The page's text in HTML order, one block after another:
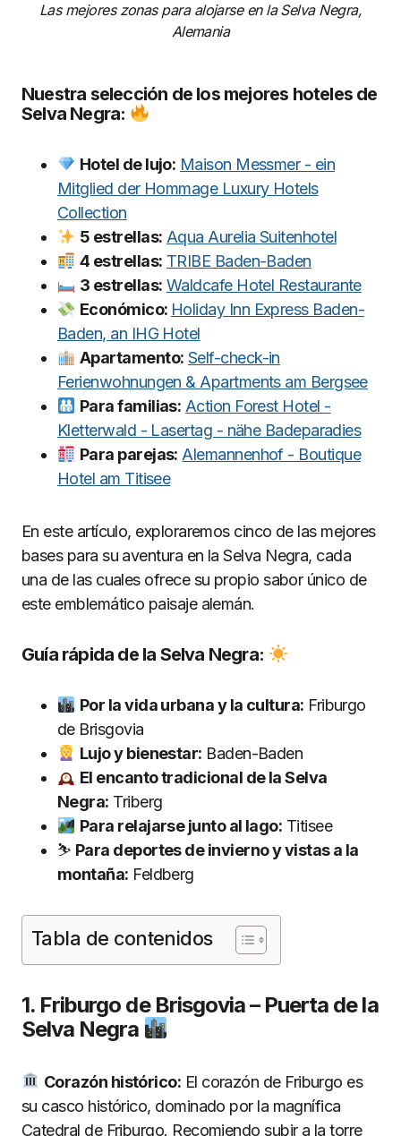
Las mejores zonas para alojarse en la Selva Negra,
Alemania
Nuestra selección de los mejores hoteles de
Selva Negra:
Hotel de lujo: Maison Messmer - ein
Mitglied der Hommage Luxury Hotels
Collection
5 estrellas: Aqua Aurelia Suitenhotel
4 estrellas: TRIBE Baden-Baden
3 estrellas: Waldcafe Hotel Restaurante
Económico: Holiday Inn Express Baden-
Baden, an IHG Hotel
Apartamento: Self-check-in
Ferienwohnungen & Apartments am Bergsee
Para familias: Action Forest Hotel -
Kletterwald - Lasertag - nähe Badeparadies
Para parejas: Alemannenhof - Boutique
Hotel am Titisee
En este artículo, exploraremos cinco de las mejores
bases para su aventura en la Selva Negra, cada
una de las cuales ofrece su propio sabor único de
este emblemático paisaje alemán.
Guía rápida de la Selva Negra:
Por la vida urbana y la cultura: Friburgo
de Brisgovia
Lujo y bienestar: Baden-Baden
El encanto tradicional de la Selva
Negra: Triberg
Para relajarse junto al lago: Titisee
⛷️ Para deportes de invierno y vistas a la
montaña: Feldberg
Tabla de contenidos
1. Friburgo de Brisgovia – Puerta de la
Selva Negra
Corazón histórico: El corazón de Friburgo es
su casco histórico, dominado por la magnífica
Catedral de Friburgo. Recomiendo subir a la torre